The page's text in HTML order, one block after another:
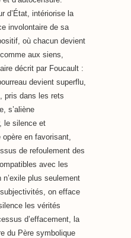
d’État, intériorise la
involontaire de sa
où chacun devient
aux siens,
décrit par Foucault :
devient superflu,
pris dans les rets
s’aliène
le silence et
opère en favorisant,
de refoulement des
avec les
plus seulement
on efface
les vérités
d’effacement, la
du Père symbolique